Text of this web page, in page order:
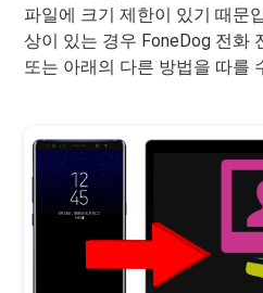
파일에 크기 제한이 있기 때문
상이 있는 경우 FoneDog 전화
또는 아래의 다른 방법을 따를